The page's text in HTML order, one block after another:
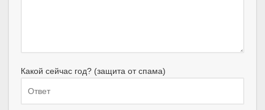
Какой сейчас год? (защита от спама)